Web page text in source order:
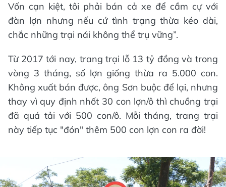
Vốn cạn kiệt, tôi phải bán cả xe để cầm cự với
đàn lợn nhưng nếu cứ tình trạng thừa kéo dài,
chắc những trại nái không thể trụ vững”.
Từ 2017 tới nay, trang trại lỗ 13 tỷ đồng và trong
vòng 3 tháng, số lợn giống thừa ra 5.000 con.
Không xuất bán được, ông Sơn buộc để lại, nhưng
thay vì quy định nhốt 30 con lợn/ô thì chuồng trại
đã quá tải với 500 con/ô. Mỗi tháng, trang trại
này tiếp tục "đón" thêm 500 con lợn con ra đời!